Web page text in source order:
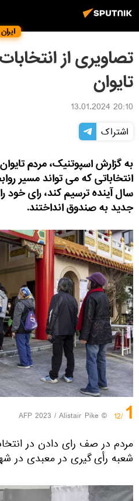
ایران
تصاویری از
تایوان
20:10 13.01.2024
اشتراک
انتخاباتی که می تواند مسیر
سال آینده ترسیم کند، رای خود
جدید به صندوق انداختند.
1
/12
© AFP 2023 / Alistair Pike
مردم در صف رای دادن در
شعبه رأی گیری در معبدی در